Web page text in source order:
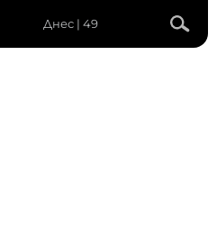
Днес | 49